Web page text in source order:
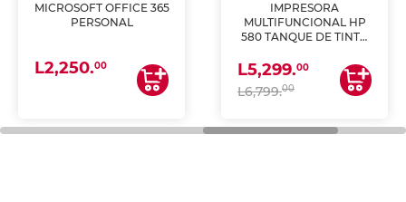
MICROSOFT OFFICE 365
PERSONAL
L2,250.00
IMPRESORA
MULTIFUNCIONAL HP
580 TANQUE DE TINTA
ESCANEA)
L5,299.00
L6,799.00